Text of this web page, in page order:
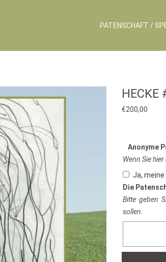
PATENSCHAFT /
HECKE
€200,00
Anonyme
Wenn Sie
Ja,
Die
Bitte geben
sollen.